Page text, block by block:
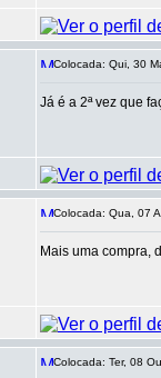
Colocada: Qui, 30
Já é a 2ª vez que
Colocada: Qua, 07
Mais uma compra,
Colocada: Ter, 08